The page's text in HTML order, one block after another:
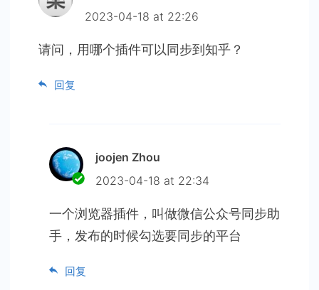
2023-04-18 at 22:26
请问，用哪个插件可以同步到知乎？
回复
joojen Zhou
2023-04-18 at 22:34
一个浏览器插件，叫做微信公众号同步助
手，发布的时候勾选要同步的平台
回复